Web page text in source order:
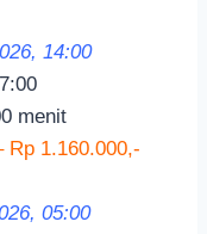
14:00
menit
Rp 1.160.000,-
05:00